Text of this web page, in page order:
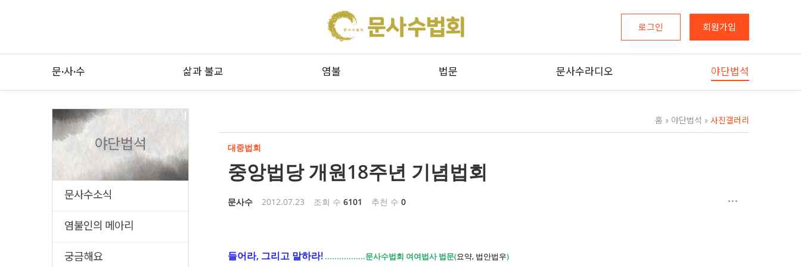
로그인 회원가입
문·사·수 삶과 불교 염불 법문 문사수라디오 야단법석
야단법석
문사수소식
염불인의 메아리
궁금해요
홈 » 야단법석 » 사진갤러리
대중법회
중앙법당 개원18주년 기념법회
문사수 2012.07.23 조회 수 6101 추천 수 0
들어라, 그리고 말하라! .................문사수법회 여여법사 법문(요약, 법안법우)